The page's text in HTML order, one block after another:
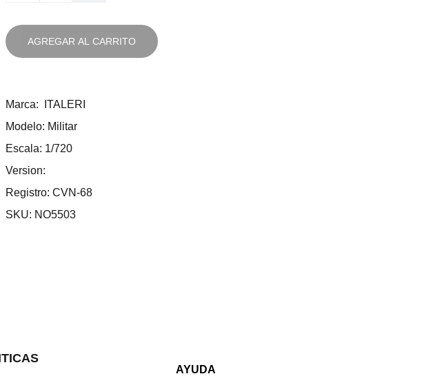
AGREGAR AL CARRITO
Marca: ITALERI
Modelo: Militar
Escala: 1/720
Version:
Registro: CVN-68
SKU: NO5503
AYUDA